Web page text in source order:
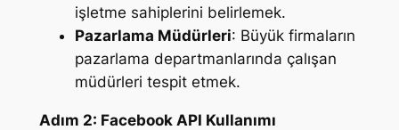
işletme sahiplerini belirlemek.
Pazarlama Müdürleri: Büyük firmaların
pazarlama departmanlarında çalışan
müdürleri tespit etmek.
Adım 2: Facebook API Kullanımı